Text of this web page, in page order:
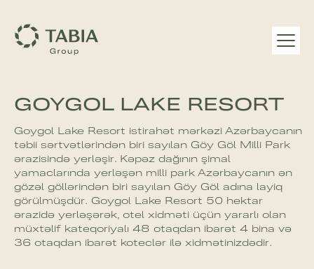
GOYGOL LAKE RESORT
Goygol Lake Resort istirahət mərkəzi Azərbaycanın
təbii sərtvətlərindən biri sayılan Göy Göl Milli Park
ərazisində yerləşir. Kəpəz dağının şimal
yamaclarında yerləşən milli park Azərbaycanın ən
gözəl göllərindən biri sayılan Göy Göl adına layiq
görülmüşdür. Goygol Lake Resort 50 hektar
ərazidə yerləşərək, otel xidməti üçün yararlı olan
müxtəlif kateqoriyalı 48 otaqdan ibarət 4 bina və
36 otaqdan ibarət koteclər ilə xidmətinizdədir.